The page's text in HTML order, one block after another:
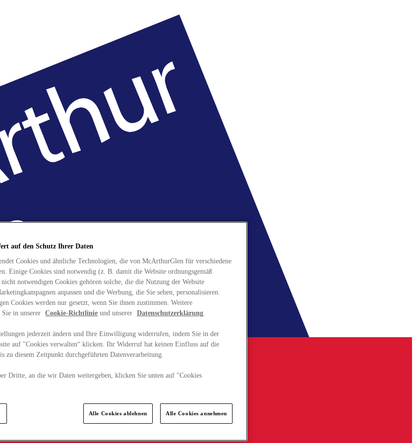
auf den Schutz Ihrer Daten
Cookies und ähnliche Technologien, die von McArthurGlen für verschiedene
Einige Cookies sind notwendig (z. B. damit die Website ordnungsgemäß
notwendigen Cookies gehören solche, die die Nutzung der Website
anpassen und die Werbung, die Sie sehen, personalisieren.
Cookies werden nur gesetzt, wenn Sie ihnen zustimmen. Weitere
in unserer Cookie-Richtlinie und unserer Datenschutzerklärung.
jederzeit ändern und Ihre Einwilligung widerrufen, indem Sie in der
auf "Cookies verwalten“ klicken. Ihr Widerruf hat keinen Einfluss auf die
zu diesem Zeitpunkt durchgeführten Datenverarbeitung.
Dritte, an die wir Daten weitergeben, klicken Sie unten auf "Cookies
Alle Cookies ablehnen Alle Cookies annehmen